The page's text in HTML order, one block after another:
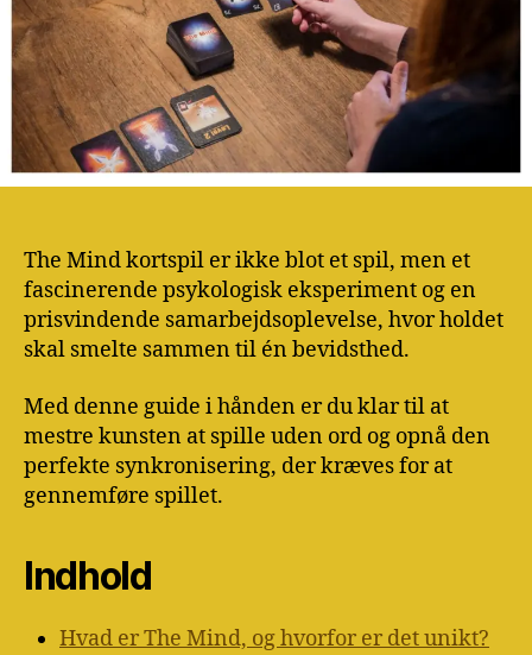
The Mind kortspil er ikke blot et spil, men et
fascinerende psykologisk eksperiment og en
prisvindende samarbejdsoplevelse, hvor holdet
skal smelte sammen til én bevidsthed.
Med denne guide i hånden er du klar til at
mestre kunsten at spille uden ord og opnå den
perfekte synkronisering, der kræves for at
gennemføre spillet.
Indhold
Hvad er The Mind, og hvorfor er det unikt?